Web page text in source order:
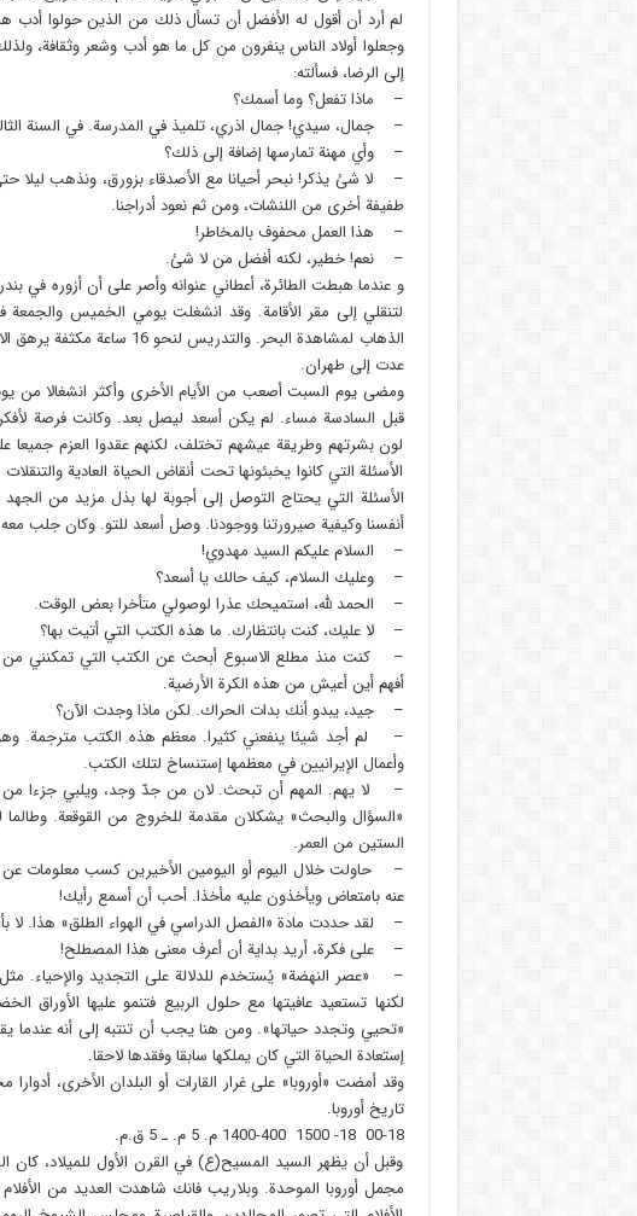
لم أرد أن أقول له الأفضل أن تسأل ذلك من الذين حولوا أدب هذه
وجعلوا أولاد الناس ينفرون من كل ما هو أدب وشعر وثقافة،
إلى الرضا، فسألته:
– ماذا تفعل؟ وما أسمك؟
– جمال، سيدي! جمال اذري، تلميذ في المدرسة. في السنة
– وأي مهنة تمارسها إضافة إلى ذلك؟
– لا شئ يذكر! نبحر أحيانا مع الأصدقاء بزورق، ونذهب ليلا
طفيفة أخرى من اللنشات، ومن ثم نعود أدراجنا.
– هذا العمل محفوف بالمخاطر!
– نعم! خطير، لكنه أفضل من لا شئ.
و عندما هبطت الطائرة، أعطاني عنوانه وأصر على أن أزوره في
لتنقلي إلى مقر الأقامة. وقد انشغلت يومي الخميس
الذهاب لمشاهدة البحر.
عدت إلى طهران.
ومضى يوم السبت أصعب من الأيام الأخرى وأكثر انشغالا من
قبل السادسة مساء. لم يكن أسعد ليصل بعد. وكانت فرصة
لون بشرتهم وطريقة عيشهم تختلف، لكنهم عقدوا العزم جميعا
الأسئلة التي كانوا يخبئونها تحت أنقاض الحياة العادية
الأسئلة التي يحتاج التوصل إلى أجوبة لها بذل مزيد من
أنفسنا وكيفية صيرورتنا ووجودنا. وصل أسعد للتو. وكان جلب معه
– السلام عليكم السيد مهدوي!
– وعليك السلام، كيف حالك يا أسعد؟
– الحمد لله، استميحك عذرا لوصولي متأخرا بعض الوقت.
– لا عليك، كنت بانتظارك. ما هذه الكتب التي أتيت بها؟
– كنت منذ مطلع الاسبوع أبحث عن الكتب التي تمكنني من
أفهم أين أعيش من هذه الكرة الأرضية.
– جيد، يبدو أنك بدات الحراك. لكن ماذا وجدت الآن؟
– لم أجد شيئا ينفعني كثيرا. معظم هذه الكتب مترجمة.
وأعمال الإيرانيين في معظمها إستنساخ لتلك الكتب.
– لا يهم. المهم أن تبحث. لان من جدّ وجد، ويلبي جزءا من
«السؤال والبحث» يشكلان مقدمة للخروج من القوقعة.
الستين من العمر.
– حاولت خلال اليوم أو اليومين الأخيرين كسب معلومات
عنه بامتعاض ويأخذون عليه مأخذا. أحب أن أسمع رأيك!
– لقد حددت مادة «الفصل الدراسي في الهواء الطلق» هذا.
– على فكرة، أريد بداية أن أعرف معنى هذا المصطلح!
– «عصر النهضة» يُستخدم للدلالة على التجديد والإحياء. مثل
لكنها تستعيد عافيتها مع حلول الربيع فتنمو عليها الأوراق
«تحيي وتجدد حياتها». ومن هنا يجب أن تنتبه إلى أنه عندما
إستعادة الحياة التي كان يملكها سابقا وفقدها لاحقا.
وقد أمضت «أوروبا» على غرار القارات أو البلدان الأخرى،
تاريخ أوروبا.
00-18 18- 1500 1400-400 م. 5 م. ـ 5 ق.م.
وقبل أن يظهر السيد المسيح(ع) في القرن الأول للميلاد، كان
مجمل أوروبا الموحدة. وبلاريب فانك شاهدت العديد من